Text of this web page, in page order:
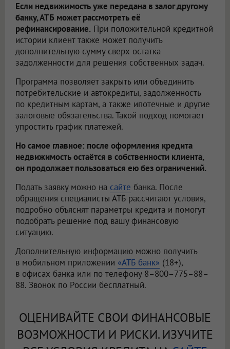
Если недвижимость уже передана в залог другому
банку, АТБ может рассмотреть её
рефинансирование. При положительной кредитной
истории клиент также может получить
дополнительную сумму сверх остатка
задолженности для решения собственных задач.
Программа позволяет закрыть или объединить
потребительские и автокредиты, задолженность
по кредитным картам, а также ипотечные и другие
залоговые обязательства. Такой подход помогает
упростить график платежей.
Но самое главное: после оформления кредита
недвижимость остаётся в собственности клиента,
он продолжает пользоваться ею без ограничений.
Подать заявку можно на сайте банка. После
обращения специалисты АТБ рассчитают условия,
подробно объяснят параметры кредита и помогут
подобрать решение под вашу финансовую
ситуацию.
Дополнительную информацию можно получить
в мобильном приложении «АТБ банк» (18+),
в офисах банка или по телефону 8–800–775–88–
88. Звонок по России бесплатный.
ОЦЕНИВАЙТЕ СВОИ ФИНАНСОВЫЕ
ВОЗМОЖНОСТИ И РИСКИ. ИЗУЧИТЕ